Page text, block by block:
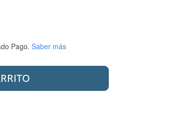
Pago. Saber más